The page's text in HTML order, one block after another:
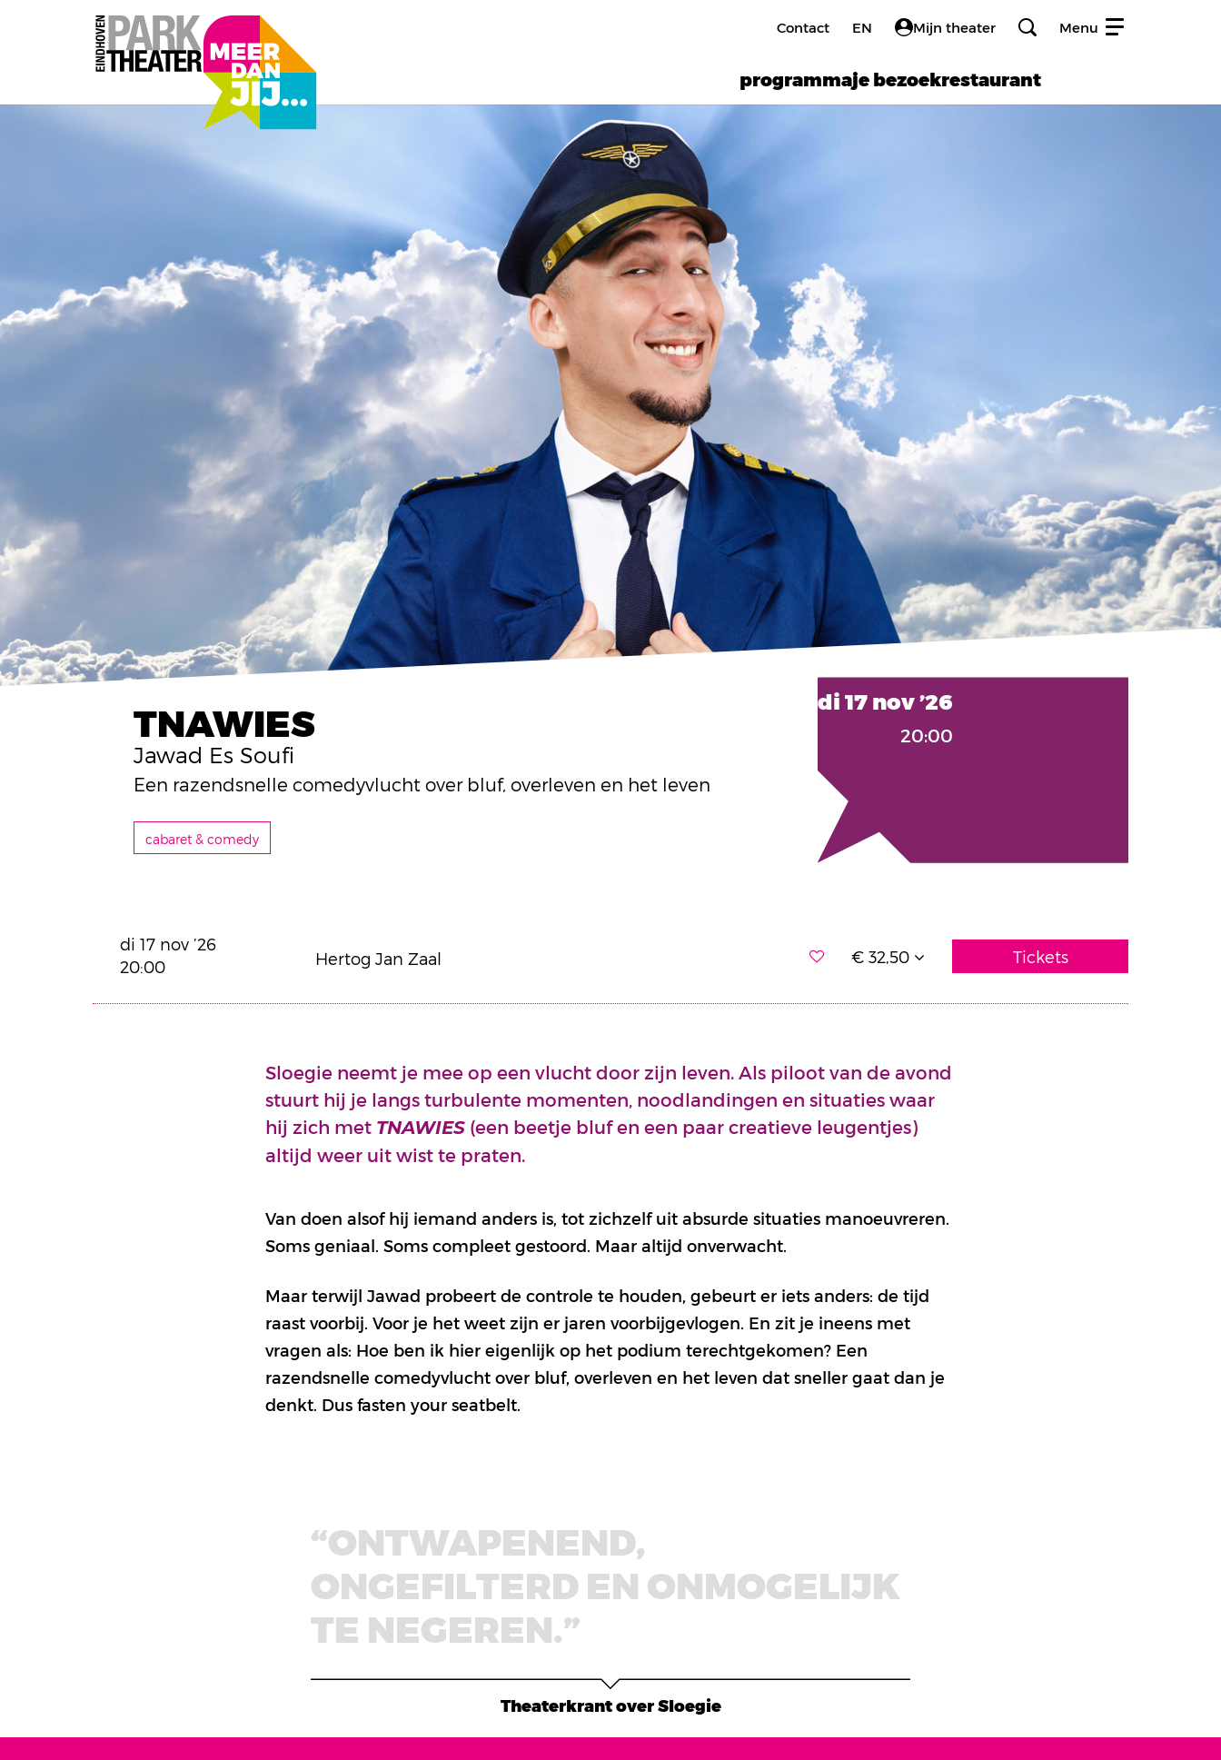
Contact EN Mijn theater
programmaje bezoekrestaurant
Menu
TNAWIES
Jawad Es Soufi
Een razendsnelle comedyvlucht over bluf, overleven en het leven
cabaret & comedy
di 17 nov ’26
20:00
di 17 nov ’26
20:00
Hertog Jan Zaal € 32,50 Tickets
Sloegie neemt je mee op een vlucht door zijn leven. Als piloot van de avond
stuurt hij je langs turbulente momenten, noodlandingen en situaties waar
hij zich met TNAWIES (een beetje bluf en een paar creatieve leugentjes)
altijd weer uit wist te praten.
Van doen alsof hij iemand anders is, tot zichzelf uit absurde situaties manoeuvreren.
Soms geniaal. Soms compleet gestoord. Maar altijd onverwacht.
Maar terwijl Jawad probeert de controle te houden, gebeurt er iets anders: de tijd
raast voorbij. Voor je het weet zijn er jaren voorbijgevlogen. En zit je ineens met
vragen als: Hoe ben ik hier eigenlijk op het podium terechtgekomen? Een
razendsnelle comedyvlucht over bluf, overleven en het leven dat sneller gaat dan je
denkt. Dus fasten your seatbelt.
“ONTWAPENEND,
ONGEFILTERD EN ONMOGELIJK
TE NEGEREN.”
Theaterkrant over Sloegie